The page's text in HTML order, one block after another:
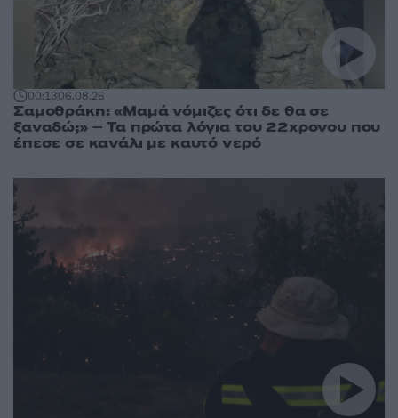
00:1306.08.26
Σαμοθράκη: «Μαμά νόμιζες ότι δε θα σε
ξαναδώ;» – Τα πρώτα λόγια του 22χρονου που
έπεσε σε κανάλι με καυτό νερό